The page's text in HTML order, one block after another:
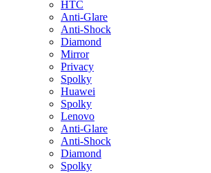
HTC
Anti-Glare
Anti-Shock
Diamond
Mirror
Privacy
Spolky
Huawei
Spolky
Lenovo
Anti-Glare
Anti-Shock
Diamond
Spolky